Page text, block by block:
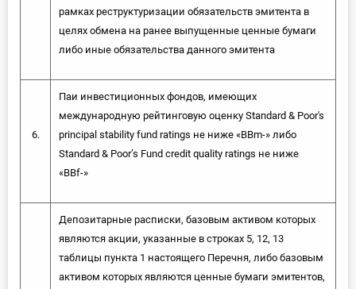
рамках реструктуризации обязательств эмитента в
целях обмена на ранее выпущенные ценные бумаги
либо иные обязательства данного эмитента
6.
Паи инвестиционных фондов, имеющих
международную рейтинговую оценку Standard & Poor's
principal stability fund ratings не ниже «BBm-» либо
Standard & Poor’s Fund credit quality ratings не ниже
«BBf-»
Депозитарные расписки, базовым активом которых
являются акции, указанные в строках 5, 12, 13
таблицы пункта 1 настоящего Перечня, либо базовым
активом которых являются ценные бумаги эмитентов,